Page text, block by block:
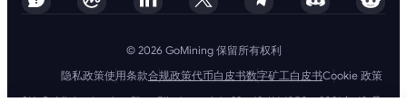
© 2026 GoMining 保留所有权利
隐私政策使用条款合规政策代币白皮书数字矿工白皮书Cookie 政策
SIA GoMining Latvia，Rīga, Elizabetes iela 22 - 42, LV-1050，2021 年 10 月